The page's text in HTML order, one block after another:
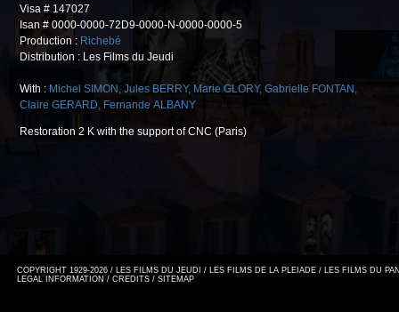
Visa # 147027
Isan # 0000-0000-72D9-0000-N-0000-0000-5
Production : Richebé
Distribution : Les Films du Jeudi
With : Michel SIMON , Jules BERRY, Marie GLORY, Gabrielle FONTAN ,
Claire GERARD, Fernande ALBANY
Restoration 2 K with the support of CNC (Paris)
COPYRIGHT 1929-2026 / LES FILMS DU JEUDI / LES FILMS DE LA PLEIADE / LES FILMS DU
LEGAL INFORMATION / CREDITS / SITEMAP